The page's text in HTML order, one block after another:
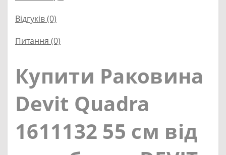
Відгуків (0)
Питання (0)
Купити Раковина
Devit Quadra
1611132 55 см від